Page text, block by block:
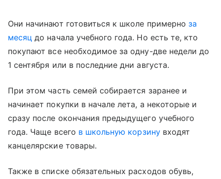
Они начинают готовиться к школе примерно за
месяц до начала учебного года. Но есть те, кто
покупают все необходимое за одну-две недели до
1 сентября или в последние дни августа.
При этом часть семей собирается заранее и
начинает покупки в начале лета, а некоторые и
сразу после окончания предыдущего учебного
года. Чаще всего в школьную корзинувходят
канцелярские товары.
Также в списке обязательных расходов обувь,